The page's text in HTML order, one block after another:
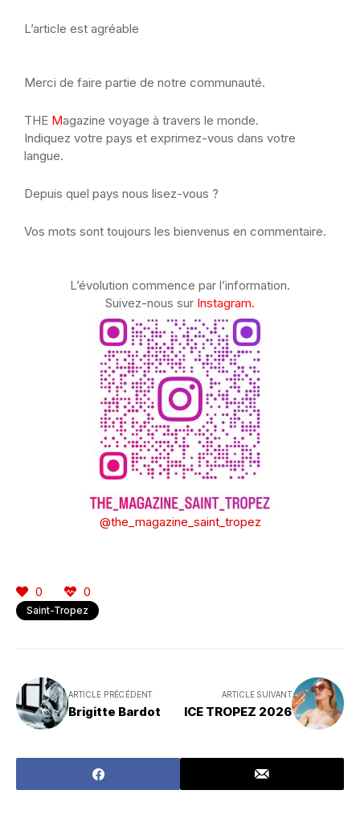
L’article est agréable
Merci de faire partie de notre communauté.
THE Magazine voyage à travers le monde.
Indiquez votre pays et exprimez-vous dans votre
langue.
Depuis quel pays nous lisez-vous ?
Vos mots sont toujours les bienvenus en commentaire.
L’évolution commence par l’information.
Suivez-nous sur Instagram.
@the_magazine_saint_tropez
0 0
Saint-Tropez
ARTICLE PRÉCÉDENT
Brigitte Bardot
ARTICLE SUIVANT
ICE TROPEZ 2026